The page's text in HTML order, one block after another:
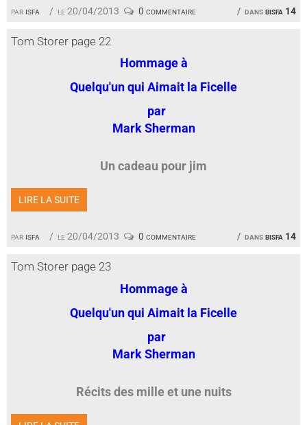
par isfa le 20/04/2013 dansbisfa 14
0 commentaire
Tom Storer page 22
par isfa le 20/04/2013 dansbisfa 14
0 commentaire
Hommage à
Quelqu'un qui Aimait la Ficelle
par
Mark Sherman
Un cadeau pour jim
LIRE LA SUITE
Tom Storer page 23
Hommage à
Quelqu'un qui Aimait la Ficelle
par
Mark Sherman
Récits des mille et une nuits